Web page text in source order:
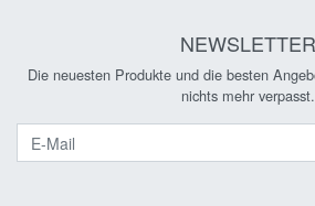
NEWSLETTER
Die neuesten Produkte und die besten
nichts mehr verpasst.